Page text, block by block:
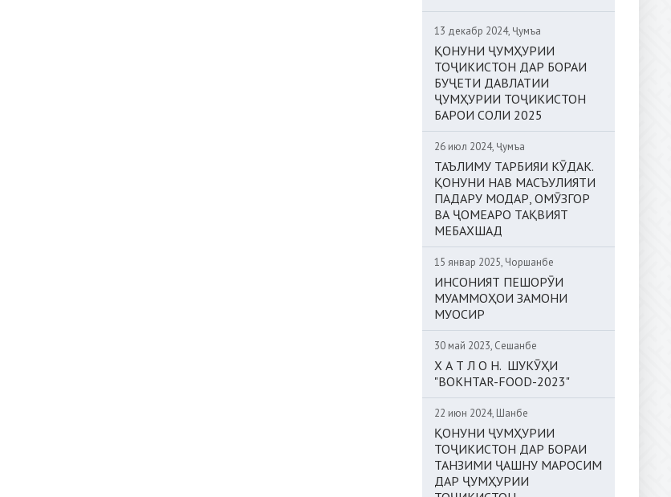
13 декабр 2024, Ҷумъа
ҚОНУНИ ҶУМҲУРИИ
ТОҶИКИСТОН ДАР БОРАИ
БУҶЕТИ ДАВЛАТИИ
ҶУМҲУРИИ ТОҶИКИСТОН
БАРОИ СОЛИ 2025
26 июл 2024, Ҷумъа
ТАЪЛИМУ ТАРБИЯИ КӮДАК.
ҚОНУНИ НАВ МАСЪУЛИЯТИ
ПАДАРУ МОДАР, ОМӮЗГОР
ВА ҶОМЕАРО ТАҚВИЯТ
МЕБАХШАД
15 январ 2025, Чоршанбе
ИНСОНИЯТ ПЕШОРӮИ
МУАММОҲОИ ЗАМОНИ
МУОСИР
30 май 2023, Сешанбе
Х А Т Л О Н. ШУКӮҲИ
"BOKHTAR-FOOD-2023"
22 июн 2024, Шанбе
ҚОНУНИ ҶУМҲУРИИ
ТОҶИКИСТОН ДАР БОРАИ
ТАНЗИМИ ҶАШНУ МАРОСИМ
ДАР ҶУМҲУРИИ